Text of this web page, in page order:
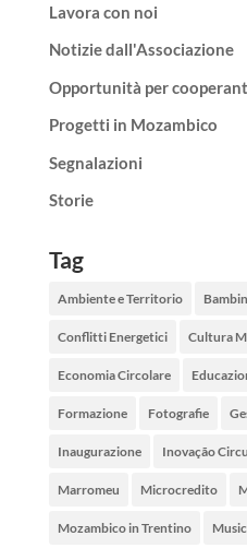
Lavora con noi
Notizie dall'Associazione
Opportunità per
Progetti in Mozambico
Segnalazioni
Storie
Tag
Ambiente e Territorio
Conflitti Energetici Cultura
Economia Circolare
Formazione Fotografie
Inaugurazione Inovação
Marromeu Microcredito
Mozambico in Trentino